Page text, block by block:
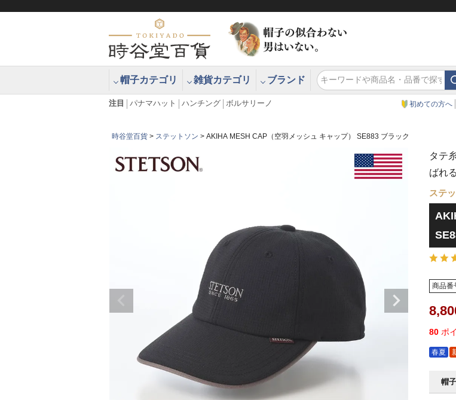
帽子カテゴリ 雑貨カテゴリ ブランド
注目 パナマハット ハンチング ボルサリーノ 初めての方へ
時谷堂百貨 ステットソン AKIHA MESH CAP（空羽メッシュ キャップ） SE883 ブラック
タテ
ばれ
ステ
商品番
80 ポ
春夏
帽